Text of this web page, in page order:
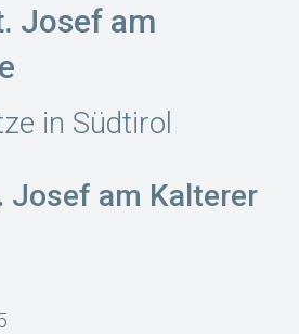
Josef am
in Südtirol
Josef am Kalterer